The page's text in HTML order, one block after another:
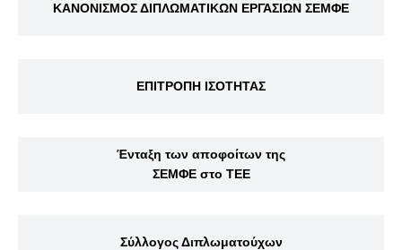
ΚΑΝΟΝΙΣΜΟΣ ΔΙΠΛΩΜΑΤΙΚΩΝ ΕΡΓΑΣΙΩΝ ΣΕΜΦΕ
ΕΠΙΤΡΟΠΗ ΙΣΟΤΗΤΑΣ
Ένταξη των αποφοίτων της
ΣΕΜΦΕ στο ΤΕΕ
Σύλλογος Διπλωματούχων